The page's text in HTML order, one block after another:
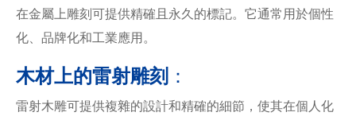
在金屬上雕刻可提供精確且永久的標記。它通常用於個性
化、品牌化和工業應用。
木材上的雷射雕刻 ：
雷射木雕可提供複雜的設計和精確的細節，使其在個人化